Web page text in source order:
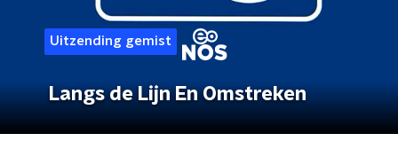
Uitzending gemist
Langs de Lijn En Omstreken